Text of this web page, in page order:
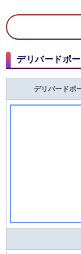
みずのいしは、ジム
できます。1個3,000